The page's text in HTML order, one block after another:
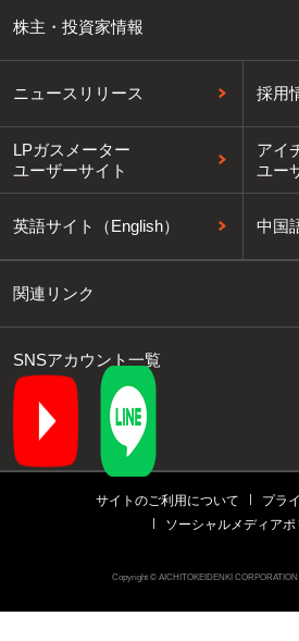
株主・投資家情報
ニュースリリース 採用
LPガスメーター
ユーザーサイト
アイ
ユー
英語サイト（English） 中国
関連リンク
SNSアカウント一覧
サイトのご利用について
プラ
ソーシャルメディアポ
Copyright © AICHITOKEIDENKI